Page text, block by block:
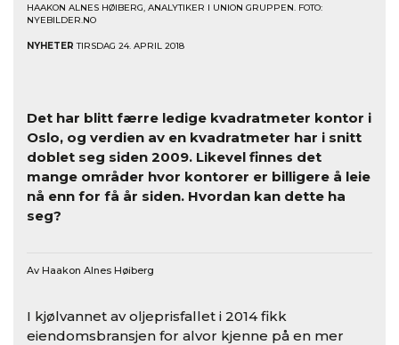
HAAKON ALNES HØIBERG, ANALYTIKER I UNION GRUPPEN. FOTO:
NYEBILDER.NO
NYHETER TIRSDAG 24. APRIL 2018
Det har blitt færre ledige kvadratmeter kontor i
Oslo, og verdien av en kvadratmeter har i snitt
doblet seg siden 2009. Likevel finnes det
mange områder hvor kontorer er billigere å leie
nå enn for få år siden. Hvordan kan dette ha
seg?
Av Haakon Alnes Høiberg
I kjølvannet av oljeprisfallet i 2014 fikk
eiendomsbransjen for alvor kjenne på en mer